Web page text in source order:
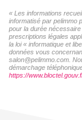
« Les informations
informatisé par pelimmo
pour la durée
prescriptions légales
la loi « informatique et
données vous
salon@pelimmo.com.
démarchage
https://